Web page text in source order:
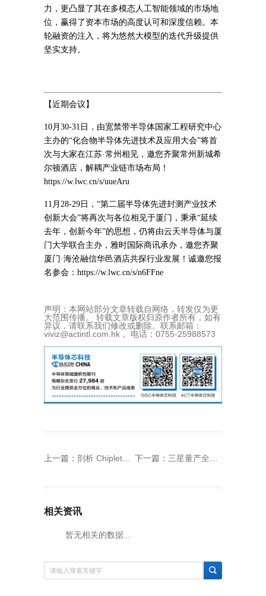
力，更凸显了其在多模态人工智能领域的市场地
位，赢得了资本市场的高度认可和深度信赖。本
轮融资的注入，将为悠然大模型的迭代升级提供
坚实支持。
【近期会议】
10月30-31日，由宽禁带半导体国家工程研究中心
主办的“化合物半导体先进技术及应用大会”将首
次与大家在江苏·常州相见，邀您齐聚常州新城希
尔顿酒店，解耦产业链市场布局！
https://w.lwc.cn/s/uueAru
11月28-29日，“第二届半导体先进封测产业技术
创新大会”将再次与各位相见于厦门，秉承“延续
去年，创新今年”的思想，仍将由云天半导体与厦
门大学联合主办，雅时国际商讯承办，邀您齐聚
厦门·海沧融信华邑酒店共探行业发展！诚邀您报
名参会：https://w.lwc.cn/s/n6FFne
声明：本网站部分文章转载自网络，转发仅为更
大范围传播。 转载文章版权归原作者所有，如有
异议，请联系我们修改或删除。联系邮箱：
viviz@actintl.com.hk， 电话：0755-25988573
上一篇： 剖析 Chiplet 时代的布局规划演进 下一篇： 三星量产全球最薄LPDDR5X内存，4层12nm芯片堆叠，薄至0.65mm
相关资讯
暂无相关的数据...